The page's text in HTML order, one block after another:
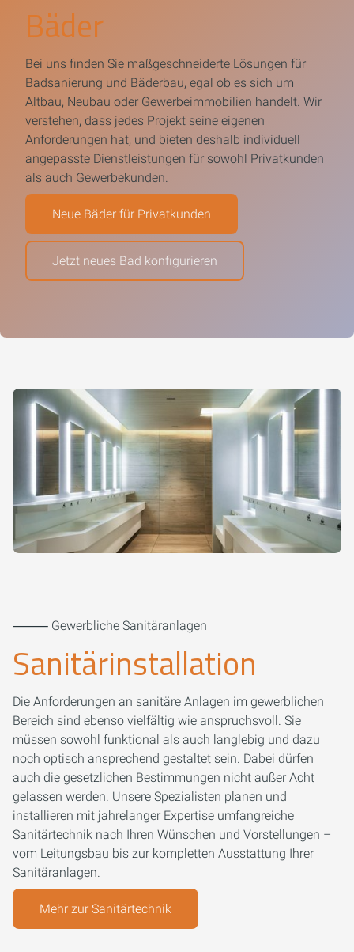
Bäder
Bei uns finden Sie maßgeschneiderte Lösungen für
Badsanierung und Bäderbau, egal ob es sich um
Altbau, Neubau oder Gewerbeimmobilien handelt. Wir
verstehen, dass jedes Projekt seine eigenen
Anforderungen hat, und bieten deshalb individuell
angepasste Dienstleistungen für sowohl Privatkunden
als auch Gewerbekunden.
Neue Bäder für Privatkunden
Jetzt neues Bad konfigurieren
⸻ Gewerbliche Sanitäranlagen
Sanitärinstallation
Die Anforderungen an sanitäre Anlagen im gewerblichen
Bereich sind ebenso vielfältig wie anspruchsvoll. Sie
müssen sowohl funktional als auch langlebig und dazu
noch optisch ansprechend gestaltet sein. Dabei dürfen
auch die gesetzlichen Bestimmungen nicht außer Acht
gelassen werden. Unsere Spezialisten planen und
installieren mit jahrelanger Expertise umfangreiche
Sanitärtechnik nach Ihren Wünschen und Vorstellungen –
vom Leitungsbau bis zur kompletten Ausstattung Ihrer
Sanitäranlagen.
Mehr zur Sanitärtechnik